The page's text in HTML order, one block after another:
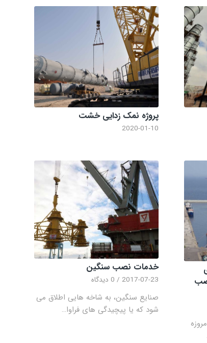
پروژه نمک زدایی خشت
2020-01-10
خدمات نصب سنگین
2017-07-23
/ 0 دیدگاه
صنایع سنگین، به شاخه هایی اطلاق می
شود که یا پیچیدگی های فراوا…